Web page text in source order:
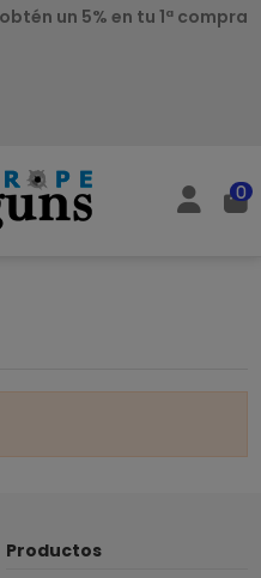
un 5% en tu 1ª compra
0
Productos